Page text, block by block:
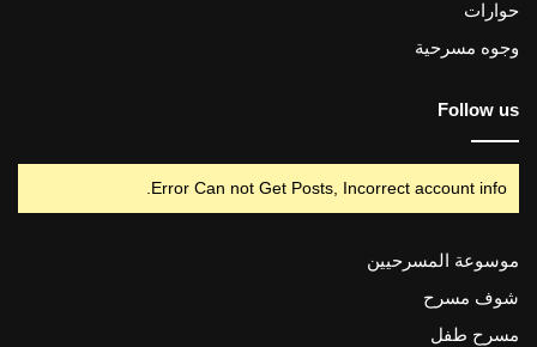
حوارات
وجوه مسرحية
Follow us
Error Can not Get Posts, Incorrect account info.
موسوعة المسرحيين
شوف مسرح
مسرح طفل